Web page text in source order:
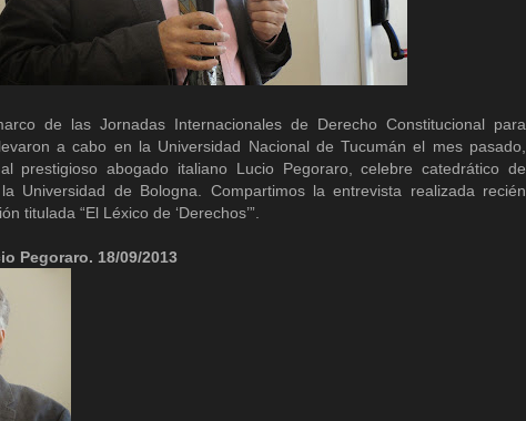
de las Jornadas Internacionales de Derecho Constitucional para
a cabo en la Universidad Nacional de Tucumán el mes pasado,
prestigioso abogado italiano Lucio Pegoraro, celebre catedrático de
Universidad de Bologna. Compartimos la entrevista realizada recién
titulada “El Léxico de ‘Derechos’”.
Pegoraro. 18/09/2013